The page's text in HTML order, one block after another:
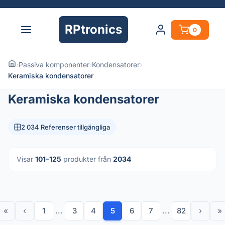
RPtronics 0
›Passiva komponenter›Kondensatorer›
Keramiska kondensatorer
Keramiska kondensatorer
2 034 Referenser tillgängliga
Visar 101–125 produkter från 2034
« ‹ 1 ... 3 4 5 6 7 ... 82 › »